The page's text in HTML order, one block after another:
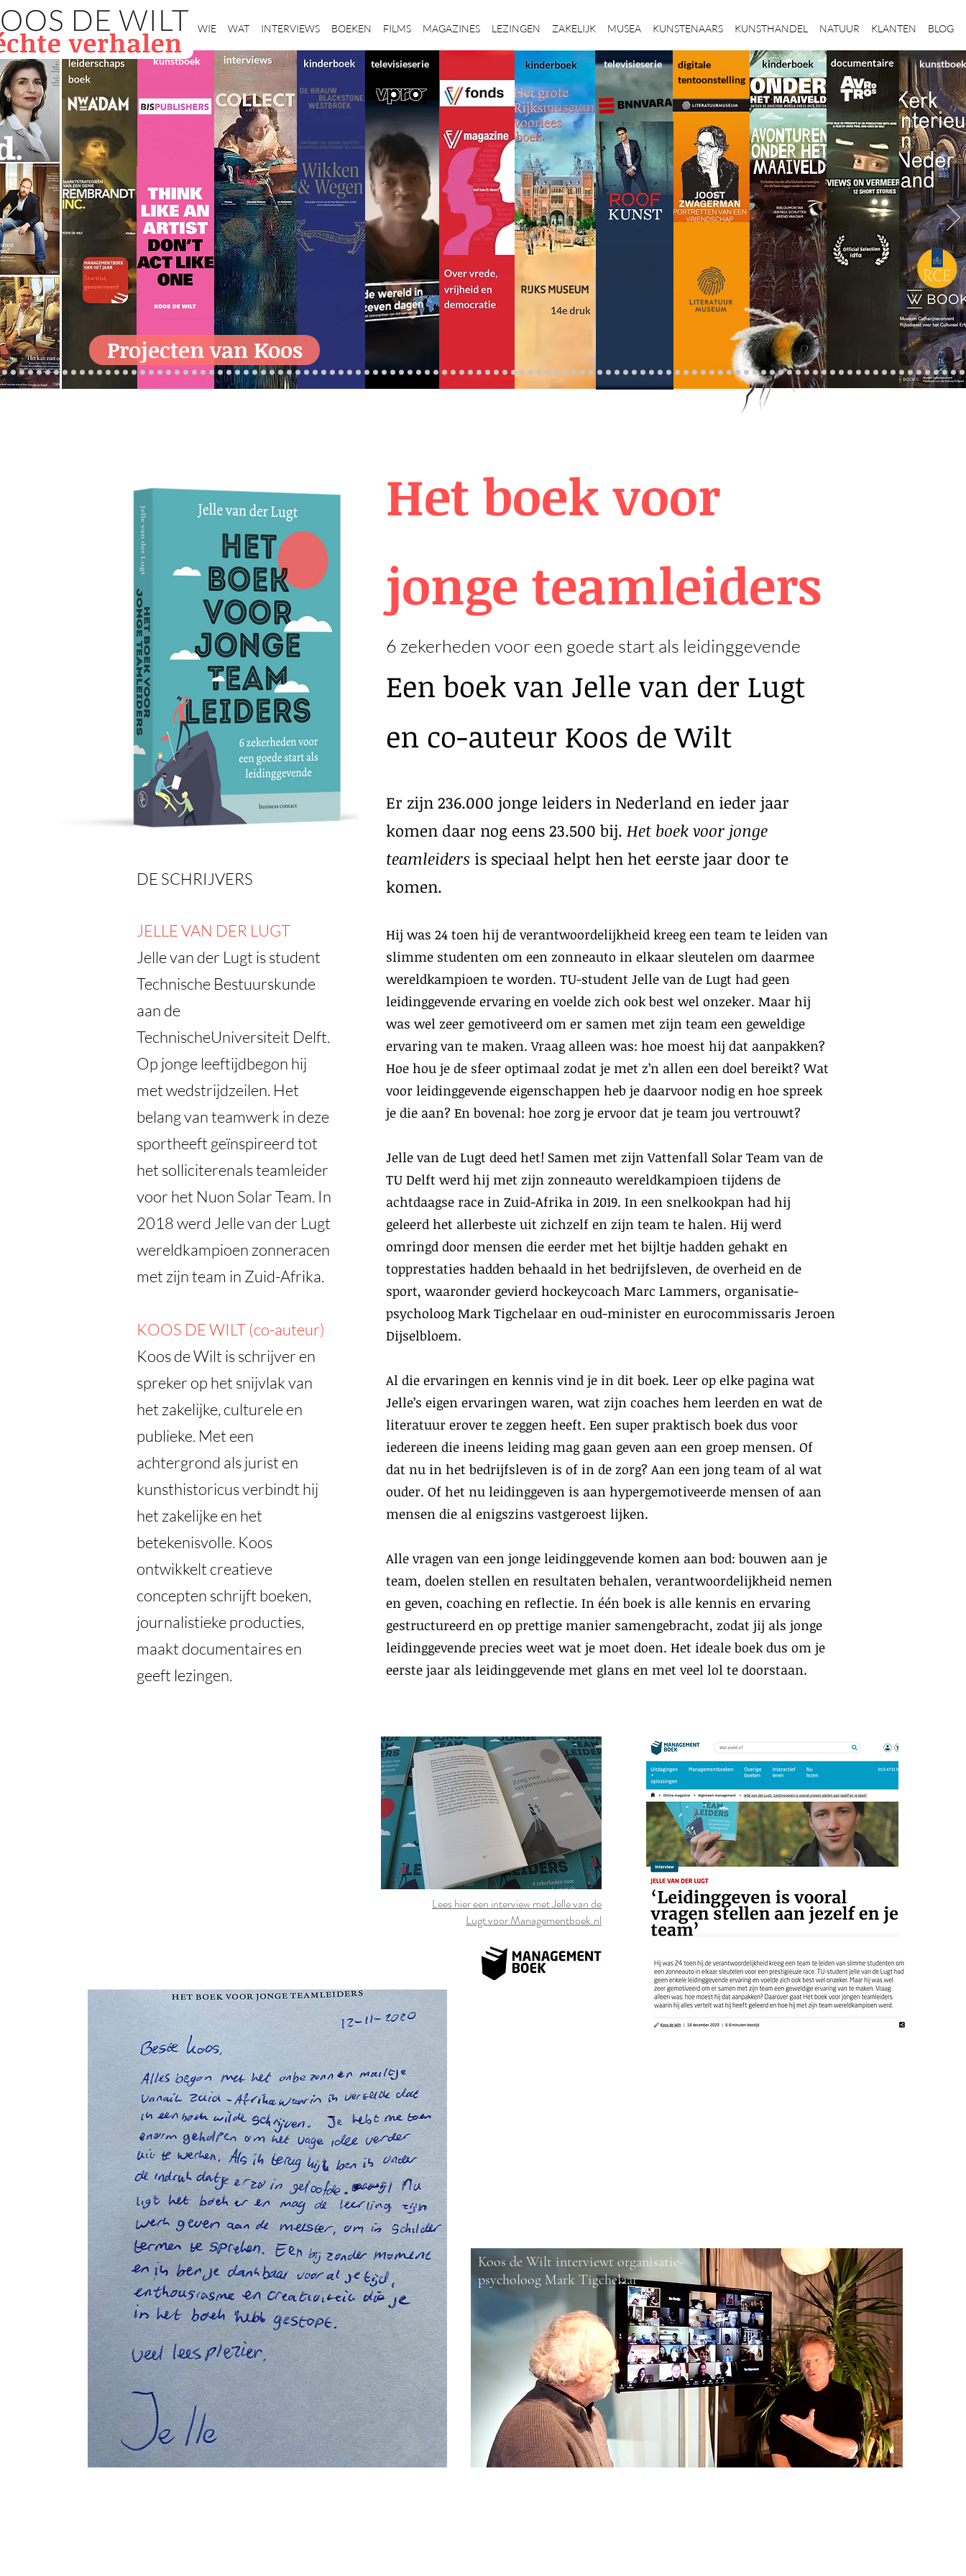
Home WIE WAT INTERVIEWS BOEKEN FILMS MAGAZINES LEZINGEN ZAKELIJK MUSEA KUNSTENAARS KUNSTHANDEL NATUUR KLANTEN BLOG
kunstboek televisieserie
Projecten van Koos
digitale
tentoonstelling
televisieserie kunstboek
DE SCHRIJVERS
JELLE VAN DER LUGT
Jelle van der Lugt is student
Technische Bestuurskunde
aan de
TechnischeUniversiteit Delft.
Op jonge leeftijdbegon hij
met wedstrijdzeilen. Het
belang van teamwerk in deze
sportheeft geïnspireerd tot
het solliciterenals teamleider
voor het Nuon Solar Team. In
2018 werd Jelle van der Lugt
wereldkampioen zonneracen
met zijn team in Zuid-Afrika.
KOOS DE WILT (co-auteur)
Koos de Wilt is schrijver en
spreker op het snijvlak van
het zakelijke, culturele en
publieke. Met een
achtergrond als jurist en
kunsthistoricus verbindt hij
het zakelijke en het
betekenisvolle. Koos
ontwikkelt creatieve
concepten schrijft boeken,
journalistieke producties,
maakt documentaires en
geeft lezingen.
Het boek voor
jonge teamleiders
6 zekerheden voor een goede start als leidinggevende
Een boek van Jelle van der Lugt
en co-auteur Koos de Wilt
Er zijn 236.000 jonge leiders in Nederland en ieder jaar
komen daar nog eens 23.500 bij. Het boek voor jonge
teamleiders is speciaal helpt hen het eerste jaar door te
komen.
Hij was 24 toen hij de verantwoordelijkheid kreeg een team te leiden van
slimme studenten om een zonneauto in elkaar sleutelen om daarmee
wereldkampioen te worden. TU-student Jelle van de Lugt had geen
leidinggevende ervaring en voelde zich ook best wel onzeker. Maar hij
was wel zeer gemotiveerd om er samen met zijn team een geweldige
ervaring van te maken. Vraag alleen was: hoe moest hij dat aanpakken?
Hoe hou je de sfeer optimaal zodat je met z’n allen een doel bereikt? Wat
voor leidinggevende eigenschappen heb je daarvoor nodig en hoe spreek
je die aan? En bovenal: hoe zorg je ervoor dat je team jou vertrouwt?
Jelle van de Lugt deed het! Samen met zijn Vattenfall Solar Team van de
TU Delft werd hij met zijn zonneauto wereldkampioen tijdens de
achtdaagse race in Zuid-Afrika in 2019. In een snelkookpan had hij
geleerd het allerbeste uit zichzelf en zijn team te halen. Hij werd
omringd door mensen die eerder met het bijltje hadden gehakt en
topprestaties hadden behaald in het bedrijfsleven, de overheid en de
sport, waaronder gevierd hockeycoach Marc Lammers, organisatie-
psycholoog Mark Tigchelaar en oud-minister en eurocommissaris Jeroen
Dijselbloem.
Al die ervaringen en kennis vind je in dit boek. Leer op elke pagina wat
Jelle’s eigen ervaringen waren, wat zijn coaches hem leerden en wat de
literatuur erover te zeggen heeft. Een super praktisch boek dus voor
iedereen die ineens leiding mag gaan geven aan een groep mensen. Of
dat nu in het bedrijfsleven is of in de zorg? Aan een jong team of al wat
ouder. Of het nu leidinggeven is aan hypergemotiveerde mensen of aan
mensen die al enigszins vastgeroest lijken.
Alle vragen van een jonge leidinggevende komen aan bod: bouwen aan je
team, doelen stellen en resultaten behalen, verantwoordelijkheid nemen
en geven, coaching en reflectie. In één boek is alle kennis en ervaring
gestructureerd en op prettige manier samengebracht, zodat jij als jonge
leidinggevende precies weet wat je moet doen. Het ideale boek dus om je
eerste jaar als leidinggevende met glans en met veel lol te doorstaan.
Lees hier een interview met Jelle van de
Lugt voor Managementboek.nl
YouTube livestream lancering van het boek met
meer dan honderd aanwezigen online.
Koos de Wilt interviewt organisatie-
psycholoog Mark Tigchelaar